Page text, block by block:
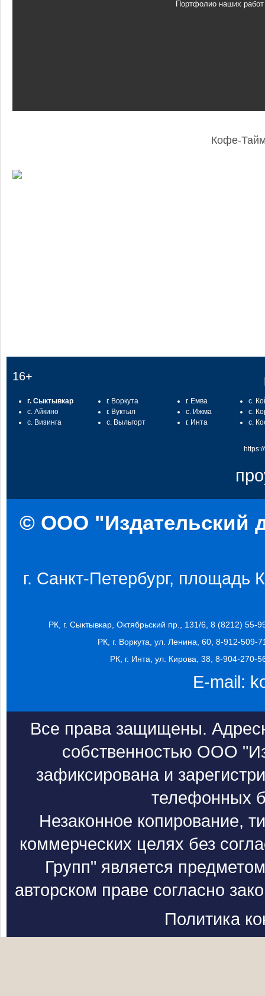
Портфолио наших работ
Кофе-
16+
г. Сыктывкар
с. Айкино
с. Визинга
г. Воркута
г. Вуктыл
с. Выльгорт
г. Емва
с. Ижма
г. Инта
с.
с.
с.
© ООО "Издательский
г. Санкт-Петербург, площадь
РК, г. Сыктывкар, Октябрьский пр., 131/6, 8 (8212) 55-
РК, г. Воркута, ул. Ленина, 60, 8-912-509-
РК, г. Инта, ул. Кирова, 38, 8-904-270-
E-mail:
Все права защищены.
собственностью ООО
зафиксирована и
телефонных
Незаконное копирование,
коммерческих целях без
Групп" является
авторском праве согласно
Политика